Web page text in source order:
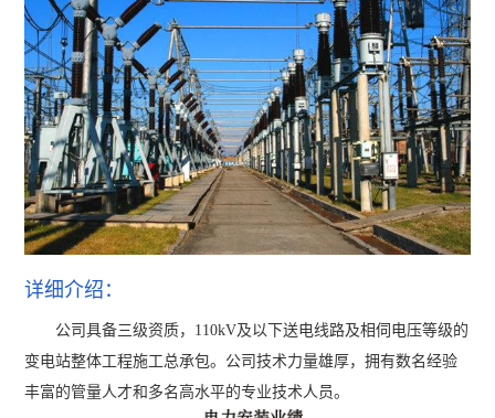
详细介绍：
公司具备三级资质，110kV及以下送电线路及相伺电压等级的
变电站整体工程施工总承包。公司技术力量雄厚，拥有数名经验
丰富的管量人才和多名高水平的专业技术人员。